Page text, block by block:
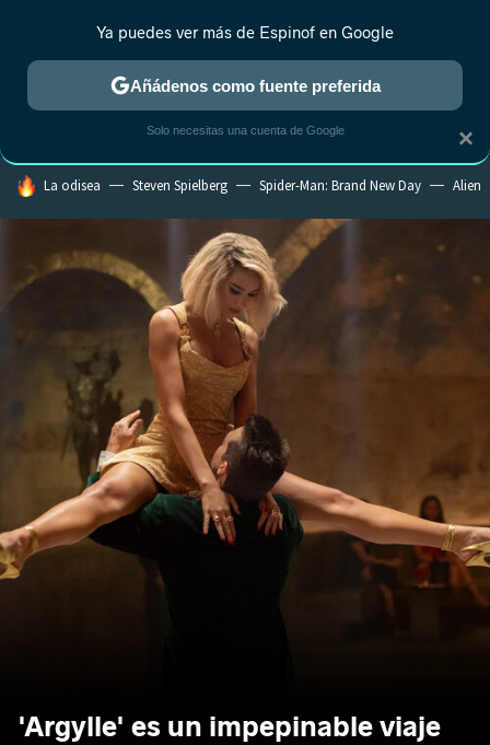
ESTRENOS REALITY ANIME RANKINGS CINE
HOY SE HABLA DE
La odisea Steven Spielberg Spider-Man: Brand New Day Alien
'Argylle' es un impepinable viaje
×
Ya puedes ver más de Espinof en Google
Añádenos como fuente preferida
Solo necesitas una cuenta de Google